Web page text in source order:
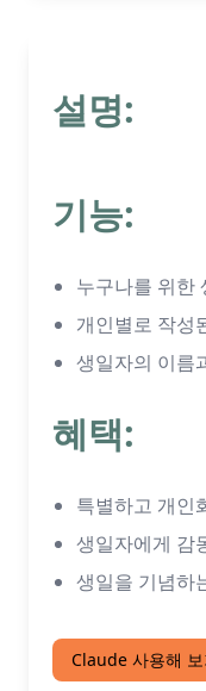
설명:
기능:
누구나를 위한
개인별로 작성
생일자의 이름
혜택:
특별하고 개인
생일자에게 감
생일을 기념하
Claude 사용해 보